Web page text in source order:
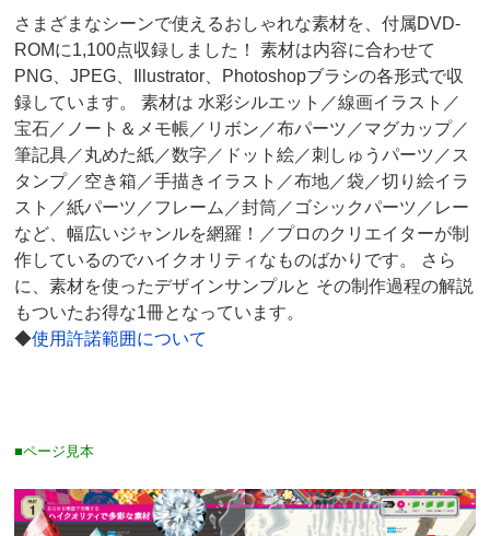
さまざまなシーンで使えるおしゃれな素材を、付属DVD-
ROMに1,100点収録しました！ 素材は内容に合わせて
PNG、JPEG、Illustrator、Photoshopブラシの各形式で収
録しています。 素材は 水彩シルエット／線画イラスト／
宝石／ノート＆メモ帳／リボン／布パーツ／マグカップ／
筆記具／丸めた紙／数字／ドット絵／刺しゅうパーツ／ス
タンプ／空き箱／手描きイラスト／布地／袋／切り絵イラ
スト／紙パーツ／フレーム／封筒／ゴシックパーツ／レー
など、幅広いジャンルを網羅！／プロのクリエイターが制
作しているのでハイクオリティなものばかりです。 さら
に、素材を使ったデザインサンプルと その制作過程の解説
もついたお得な1冊となっています。
◆使用許諾範囲について
■ページ見本